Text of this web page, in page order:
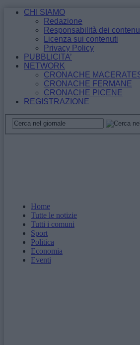
CHI SIAMO
Redazione
Responsabilità dei
Licenza sui contenuti
Privacy Policy
PUBBLICITA’
NETWORK
CRONACHE
CRONACHE FERMANE
CRONACHE PICENE
REGISTRAZIONE
Home
Tutte le notizie
Tutti i comuni
Sport
Politica
Economia
Eventi